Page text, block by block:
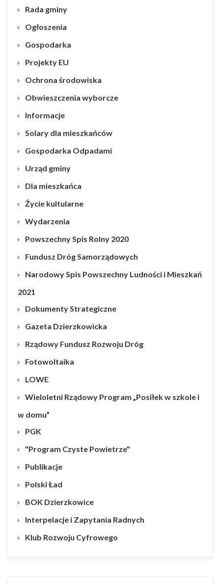
Rada gminy
Ogłoszenia
Gospodarka
Projekty EU
Ochrona środowiska
Obwieszczenia wyborcze
Informacje
Solary dla mieszkańców
Gospodarka Odpadami
Urząd gminy
Dla mieszkańca
Życie kultularne
Wydarzenia
Powszechny Spis Rolny 2020
Fundusz Dróg Samorządowych
Narodowy Spis Powszechny Ludności i Mieszkań
2021
Dokumenty Strategiczne
Gazeta Dzierzkowicka
Rządowy Fundusz Rozwoju Dróg
Fotowoltaika
LOWE
Wieloletni Rządowy Program „Posiłek w szkole i
w domu”
PGK
"Program Czyste Powietrze"
Publikacje
Polski Ład
BOK Dzierzkowice
Interpelacje i Zapytania Radnych
Klub Rozwoju Cyfrowego